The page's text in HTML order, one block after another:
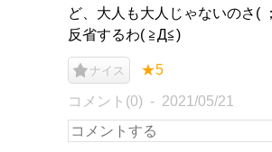
ど、大人も大人じゃないのさ(
反省するわ( ≧Д≦)
ナイス ★5
コメント(0) 2021/05/21